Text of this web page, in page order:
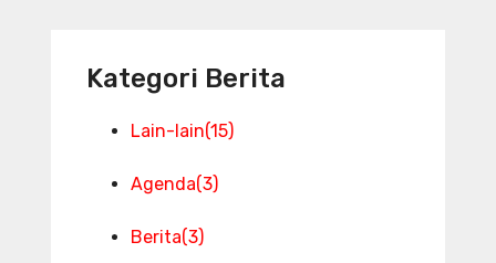
Kategori Berita
Lain-lain(15)
Agenda(3)
Berita(3)